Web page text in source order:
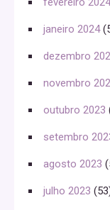
janeiro 2024
dezembro
novembro
outubro 2023
setembro
agosto 2023
julho 2023